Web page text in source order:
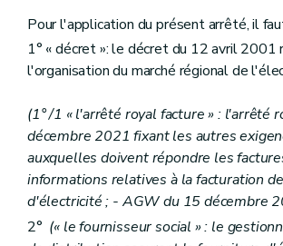
Art. 43
Art. 44
Chapitre VI Dispositions finales (...-abrogé par AGW du
Art. 45
Art. 45 ter
Art. 46
Art. 47
Art. 48
Annexe 1
Pour l'application du présent arrêté, il
1° « décret »: le décret du 12 avril 2001
l'organisation du marché régional de
(1° /1 « l'arrêté royal facture » : l'arrêté
décembre 2021 fixant les autres
auxquelles doivent répondre les
informations relatives à la facturation
d'électricité ; - AGW du 15 décembre
2° (« le fournisseur social » : le